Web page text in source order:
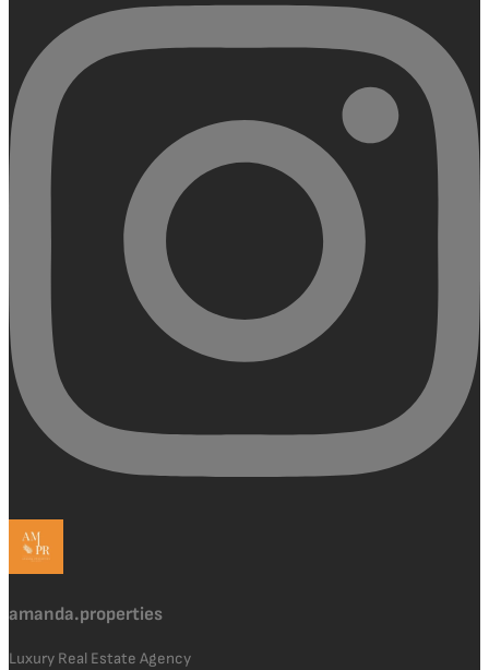
amanda.properties
Luxury Real Estate Agency